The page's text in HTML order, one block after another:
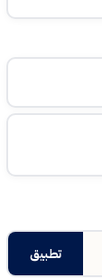
تطبيق